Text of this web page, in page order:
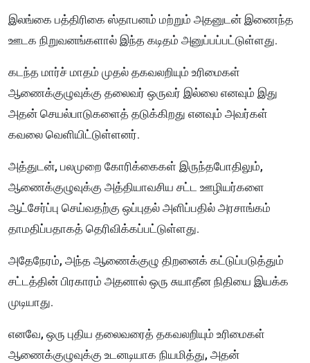
இலங்கை பத்திரிகை ஸ்தாபனம் மற்றும் அதனுடன் இணைந்த
ஊடக நிறுவனங்களால் இந்த கடிதம் அனுப்பப்பட்டுள்ளது.
கடந்த மார்ச் மாதம் முதல் தகவலறியும் உரிமைகள்
ஆணைக்குழுவுக்கு தலைவர் ஒருவர் இல்லை எனவும் இது
அதன் செயல்பாடுகளைத் தடுக்கிறது எனவும் அவர்கள்
கவலை வெளியிட்டுள்ளனர்.
அத்துடன், பலமுறை கோரிக்கைகள் இருந்தபோதிலும்,
ஆணைக்குழுவுக்கு அத்தியாவசிய சட்ட ஊழியர்களை
ஆட்சேர்ப்பு செய்வதற்கு ஒப்புதல் அளிப்பதில் அரசாங்கம்
தாமதிப்பதாகத் தெரிவிக்கப்பட்டுள்ளது.
அதேநேரம், அந்த ஆணைக்குழு திறனைக் கட்டுப்படுத்தும்
சட்டத்தின் பிரகாரம் அதனால் ஒரு சுயாதீன நிதியை இயக்க
முடியாது.
எனவே, ஒரு புதிய தலைவரைத் தகவலறியும் உரிமைகள்
ஆணைக்குழுவுக்கு உடனடியாக நியமித்து, அதன்